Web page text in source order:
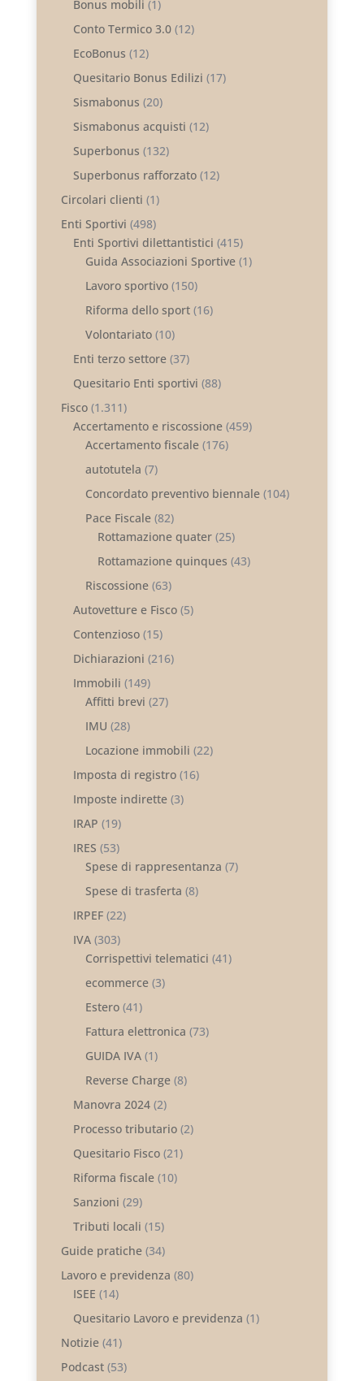
Bonus mobili (1)
Conto Termico 3.0(12)
EcoBonus (12)
Quesitario Bonus Edilizi (17)
Sismabonus (20)
Sismabonus acquisti (12)
Superbonus (132)
Superbonus rafforzato(12)
Circolari clienti (1)
Enti Sportivi (498)
Enti Sportivi dilettantistici (415)
Guida Associazioni Sportive(1)
Lavoro sportivo(150)
Riforma dello sport(16)
Volontariato(10)
Enti terzo settore(37)
Quesitario Enti sportivi (88)
Fisco(1.311)
Accertamento e riscossione(459)
Accertamento fiscale(176)
autotutela (7)
Concordato preventivo biennale(104)
Pace Fiscale(82)
Rottamazione quater(25)
Rottamazione quinques (43)
Riscossione(63)
Autovetture e Fisco(5)
Contenzioso(15)
Dichiarazioni (216)
Immobili (149)
Affitti brevi (27)
IMU (28)
Locazione immobili (22)
Imposta di registro(16)
Imposte indirette(3)
IRAP (19)
IRES (53)
Spese di rappresentanza (7)
Spese di trasferta (8)
IRPEF(22)
IVA(303)
Corrispettivi telematici (41)
ecommerce(3)
Estero(41)
Fattura elettronica (73)
GUIDA IVA(1)
Reverse Charge(8)
Manovra 2024(2)
Processo tributario(2)
Quesitario Fisco(21)
Riforma fiscale(10)
Sanzioni (29)
Tributi locali (15)
Guide pratiche(34)
Lavoro e previdenza (80)
ISEE (14)
Quesitario Lavoro e previdenza (1)
Notizie(41)
Podcast(53)